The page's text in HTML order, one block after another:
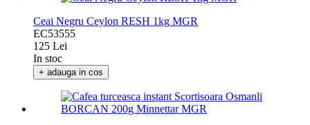
Ceai Negru Ceylon RESH 1kg MGR
EC53555
125 Lei
In stoc
+ adauga in cos